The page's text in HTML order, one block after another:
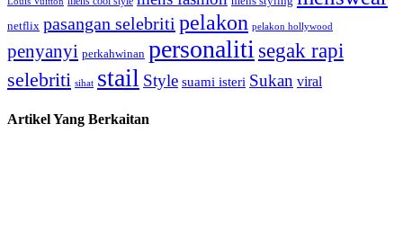
netflix pasangan selebriti pelakon pelakon hollywood
penyanyi perkahwinan personaliti segak rapi
selebriti sihat stail Style suami isteri Sukan viral
Artikel Yang Berkaitan